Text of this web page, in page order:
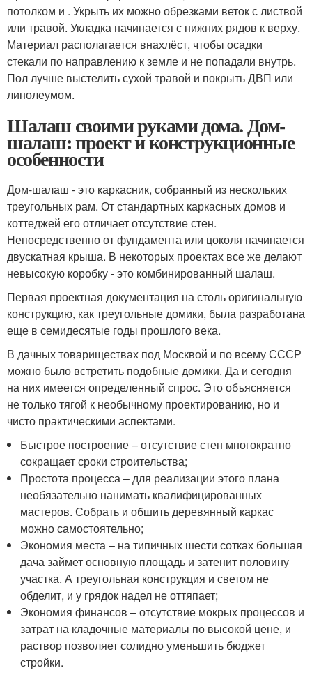
потолком и . Укрыть их можно обрезками веток с листвой
или травой. Укладка начинается с нижних рядов к верху.
Материал располагается внахлёст, чтобы осадки
стекали по направлению к земле и не попадали внутрь.
Пол лучше выстелить сухой травой и покрыть ДВП или
линолеумом.
Шалаш своими руками дома. Дом-
шалаш: проект и конструкционные
особенности
Дом-шалаш - это каркасник, собранный из нескольких
треугольных рам. От стандартных каркасных домов и
коттеджей его отличает отсутствие стен.
Непосредственно от фундамента или цоколя начинается
двускатная крыша. В некоторых проектах все же делают
невысокую коробку - это комбинированный шалаш.
Первая проектная документация на столь оригинальную
конструкцию, как треугольные домики, была разработана
еще в семидесятые годы прошлого века.
В дачных товариществах под Москвой и по всему СССР
можно было встретить подобные домики. Да и сегодня
на них имеется определенный спрос. Это объясняется
не только тягой к необычному проектированию, но и
чисто практическими аспектами.
Быстрое построение – отсутствие стен многократно
сокращает сроки строительства;
Простота процесса – для реализации этого плана
необязательно нанимать квалифицированных
мастеров. Собрать и обшить деревянный каркас
можно самостоятельно;
Экономия места – на типичных шести сотках большая
дача займет основную площадь и затенит половину
участка. А треугольная конструкция и светом не
обделит, и у грядок надел не оттяпает;
Экономия финансов – отсутствие мокрых процессов и
затрат на кладочные материалы по высокой цене, и
раствор позволяет солидно уменьшить бюджет
стройки.